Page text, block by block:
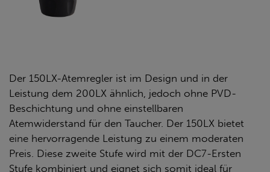
Der 150LX-Atemregler ist im Design und in der
Leistung dem 200LX ähnlich, jedoch ohne PVD-
Beschichtung und ohne einstellbaren
Atemwiderstand für den Taucher. Der 150LX bietet
eine hervorragende Leistung zu einem moderaten
Preis. Diese zweite Stufe wird mit der DC7-Ersten
Stufe kombiniert und eignet sich somit ideal für